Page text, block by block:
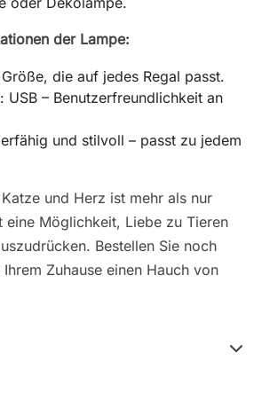
der Lampe:
die auf jedes Regal passt.
USB – Benutzerfreundlichkeit an
und stilvoll – passt zu jedem
und Herz ist mehr als nur
eine Möglichkeit, Liebe zu Tieren
Bestellen Sie noch
Zuhause einen Hauch von